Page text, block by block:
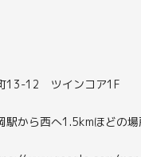
13-12 ツインコア1F
駅から西へ1.5kmほどの場